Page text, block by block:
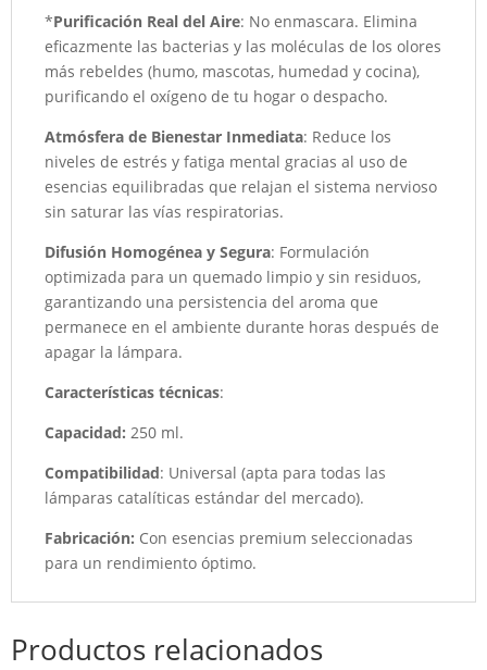
*Purificación Real del Aire: No enmascara. Elimina
eficazmente las bacterias y las moléculas de los olores
más rebeldes (humo, mascotas, humedad y cocina),
purificando el oxígeno de tu hogar o despacho.
Atmósfera de Bienestar Inmediata: Reduce los
niveles de estrés y fatiga mental gracias al uso de
esencias equilibradas que relajan el sistema nervioso
sin saturar las vías respiratorias.
Difusión Homogénea y Segura: Formulación
optimizada para un quemado limpio y sin residuos,
garantizando una persistencia del aroma que
permanece en el ambiente durante horas después de
apagar la lámpara.
Características técnicas:
Capacidad: 250 ml.
Compatibilidad: Universal (apta para todas las
lámparas catalíticas estándar del mercado).
Fabricación: Con esencias premium seleccionadas
para un rendimiento óptimo.
Productos relacionados